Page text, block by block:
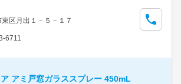
区月出１－５－１７
6711
アミ戸窓ガラススプレー 450mL